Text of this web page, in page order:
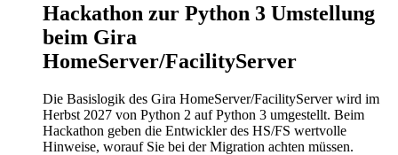
Hackathon zur Python 3 Umstellung
beim Gira
HomeServer/FacilityServer
Die Basislogik des Gira HomeServer/FacilityServer wird im
Herbst 2027 von Python 2 auf Python 3 umgestellt. Beim
Hackathon geben die Entwickler des HS/FS wertvolle
Hinweise, worauf Sie bei der Migration achten müssen.